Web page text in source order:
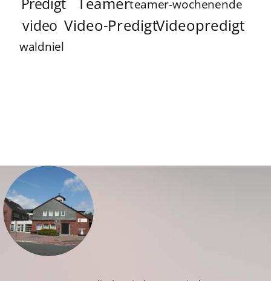
Predigt teamer-wochenende
video Video-PredigtVideopredigt
waldniel